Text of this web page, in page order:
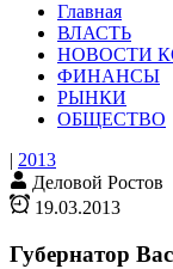
Главная
ВЛАСТЬ
НОВОСТИ
ФИНАНСЫ
РЫНКИ
ОБЩЕСТВО
| 2013
Деловой Ростов
19.03.2013
Губернатор